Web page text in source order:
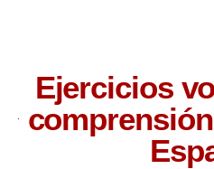
Ejercicios